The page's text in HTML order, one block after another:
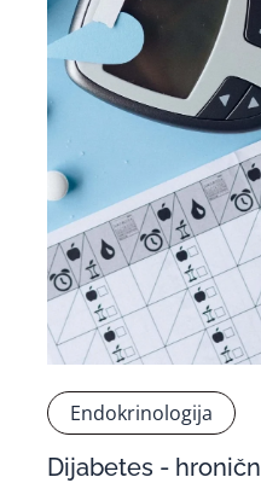
Endokrinologija
Dijabetes -